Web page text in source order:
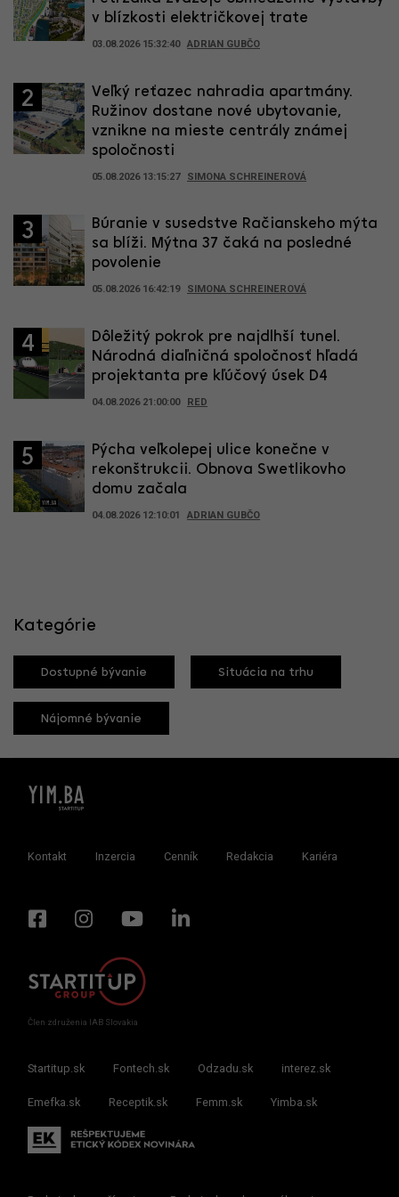
v blízkosti električkovej trate
03.08.2026 15:32:40 ADRIAN GUBČO
2
Veľký reťazec nahradia apartmány.
Ružinov dostane nové ubytovanie,
vznikne na mieste centrály známej
spoločnosti
05.08.2026 13:15:27 SIMONA SCHREINEROVÁ
3
Búranie v susedstve Račianskeho mýta
sa blíži. Mýtna 37 čaká na posledné
povolenie
05.08.2026 16:42:19 SIMONA SCHREINEROVÁ
4
Dôležitý pokrok pre najdlhší tunel.
Národná diaľničná spoločnosť hľadá
projektanta pre kľúčový úsek D4
04.08.2026 21:00:00 RED
5
Pýcha veľkolepej ulice konečne v
rekonštrukcii. Obnova Swetlikovho
domu začala
04.08.2026 12:10:01 ADRIAN GUBČO
Kategórie
Dostupné bývanie Situácia na trhu
Nájomné bývanie
Kontakt Inzercia Cenník Redakcia Kariéra
Člen združenia IAB Slovakia
Startitup.sk Fontech.sk Odzadu.sk interez.sk
Emefka.sk Receptik.sk Femm.sk Yimba.sk